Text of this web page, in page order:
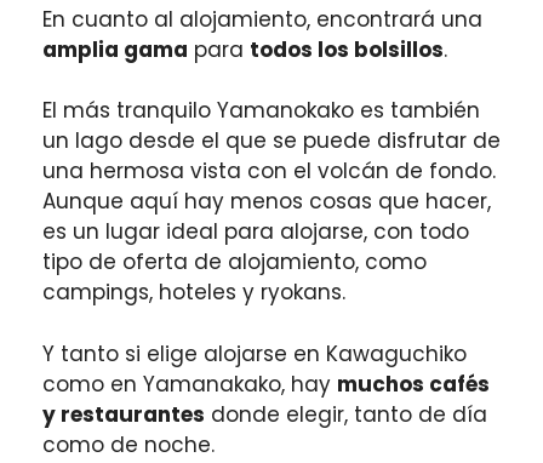
En cuanto al alojamiento, encontrará una
amplia gama para todos los bolsillos.
El más tranquilo Yamanokako es también
un lago desde el que se puede disfrutar de
una hermosa vista con el volcán de fondo.
Aunque aquí hay menos cosas que hacer,
es un lugar ideal para alojarse, con todo
tipo de oferta de alojamiento, como
campings, hoteles y ryokans.
Y tanto si elige alojarse en Kawaguchiko
como en Yamanakako, hay muchos cafés
y restaurantes donde elegir, tanto de día
como de noche.